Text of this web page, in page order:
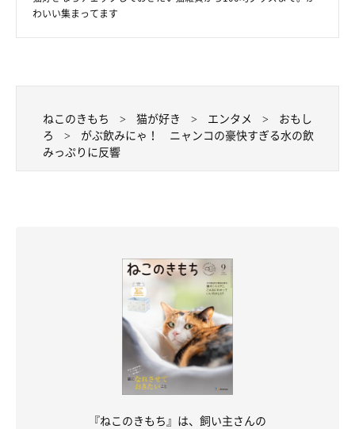
わいい集まってます
ねこのきもち 猫が好き エンタメ
おもし
ろ
がぶ飲みにゃ！ ニャンコの豪快すぎる水の飲
みっぷりに反響
『ねこのきもち』は、飼い主さんの